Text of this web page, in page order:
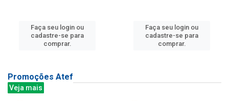
Faça seu login ou
cadastre-se para
comprar.
Faça seu login ou
cadastre-se para
comprar.
Promoções Atef
Veja mais